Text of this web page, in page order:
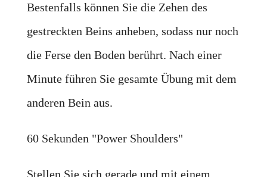
Bestenfalls können Sie die Zehen des
gestreckten Beins anheben, sodass nur noch
die Ferse den Boden berührt. Nach einer
Minute führen Sie gesamte Übung mit dem
anderen Bein aus.
60 Sekunden "Power Shoulders"
Stellen Sie sich gerade und mit einem